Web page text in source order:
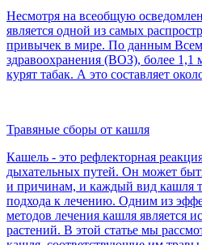
Несмотря на всеобщую
является одной из самых
привычек в мире. По данным
здравоохранения (ВОЗ), более 1,1
курят табак. А это составляет
Травяные сборы от кашля
Кашель - это рефлекторная
дыхательных путей. Он может
и причинам, и каждый вид кашля
подхода к лечению. Одним из
методов лечения кашля является
растений. В этой статье мы